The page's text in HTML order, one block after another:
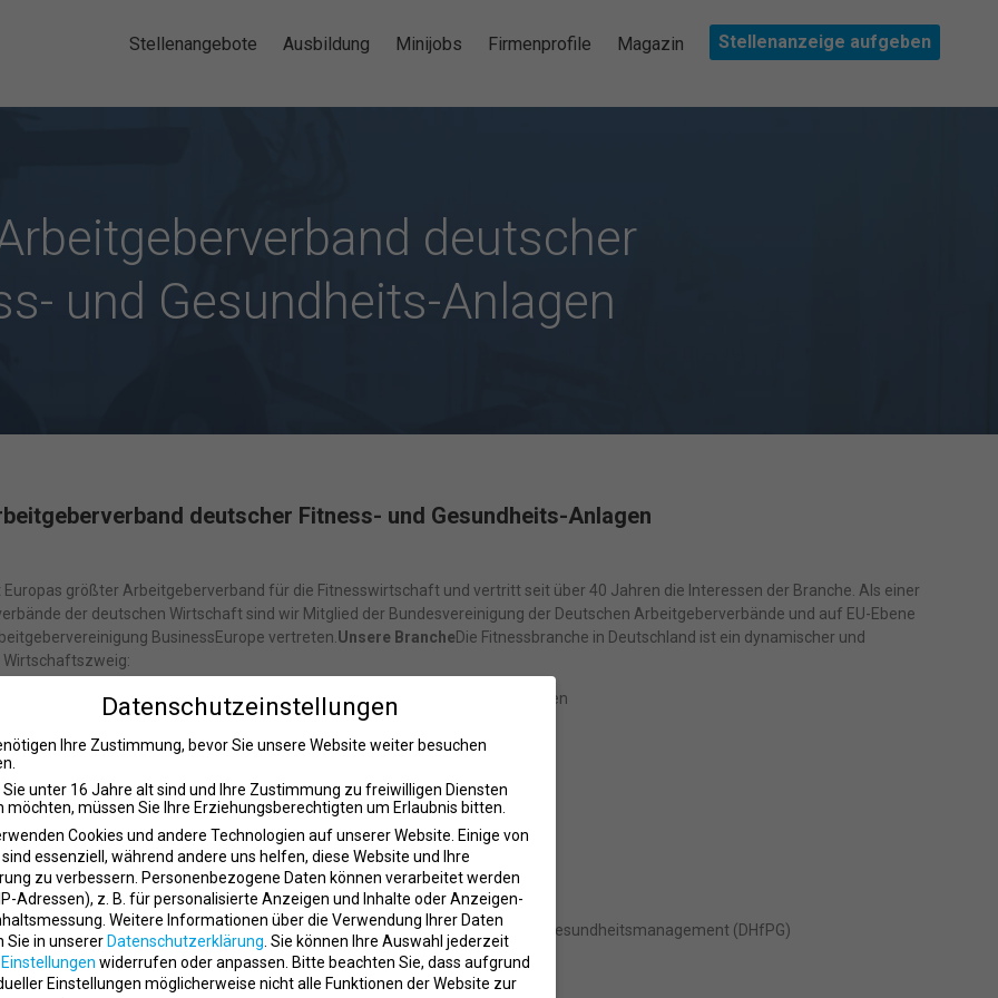
Stellenangebote Ausbildung Minijobs Firmenprofile Magazin Stellenanzeige aufgeben
deutscher
und Gesundheits-Anlagen
deutscher Fitness- und Gesundheits-Anlagen
Europas größter Arbeitgeberverband für die Fitnesswirtschaft und vertritt seit über 40 Jahren die Interessen der Branche. Als einer
der deutschen Wirtschaft sind wir Mitglied der Bundesvereinigung der Deutschen Arbeitgeberverbände und auf EU-Ebene
BusinessEurope vertreten.Unsere BrancheDie Fitnessbranche in Deutschland ist ein dynamischer und
Menschen nutzen das Angebot von 9.111 kommerziellen Fitnessanlagen
fast 5,5 Milliarden Euro im Jahr 2023
Interesse an Prävention, Fitness und Gesundheit
Entwicklung neuer Trainingsformen
Entwicklung:
Wert auf die Qualifizierung und Professionalisierung unserer Branche:
zukünftige Fach- und Führungskräfte in Ausbildung
Ausbildungsbetriebe
mit der staatlich anerkannten Deutschen Hochschule für Prävention und Gesundheitsmanagement (DHfPG)
Datenschutzeinstellungen
Ihre Zustimmung, bevor Sie unsere Website weiter besuchen
Sie unter 16 Jahre alt sind und Ihre Zustimmung zu freiwilligen Diensten
möchten, müssen Sie Ihre Erziehungsberechtigten um Erlaubnis bitten.
Cookies und andere Technologien auf unserer Website. Einige von
essenziell, während andere uns helfen, diese Website und Ihre
zu verbessern. Personenbezogene Daten können verarbeitet werden
Adressen), z. B. für personalisierte Anzeigen und Inhalte oder Anzeigen-
Weitere Informationen über die Verwendung Ihrer Daten
Sie in unserer Datenschutzerklärung. Sie können Ihre Auswahl jederzeit
Einstellungen widerrufen oder anpassen. Bitte beachten Sie, dass aufgrund
Einstellungen möglicherweise nicht alle Funktionen der Website zur